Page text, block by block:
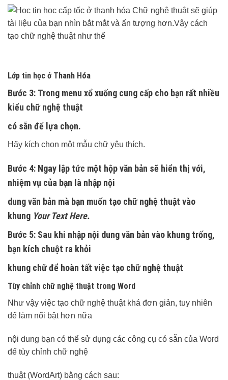
Lớp tin học ở Thanh Hóa
Bước 3: Trong menu xổ xuống cung cấp cho bạn rất nhiều
kiểu chữ nghệ thuật
có sẵn để lựa chọn.
Hãy kích chọn một mẫu chữ yêu thích.
Bước 4: Ngay lập tức một hộp văn bản sẽ hiển thị với,
nhiệm vụ của bạn là nhập nội
dung văn bản mà bạn muốn tạo chữ nghệ thuật vào
khung Your Text Here.
Bước 5: Sau khi nhập nội dung văn bản vào khung trống,
bạn kích chuột ra khỏi
khung chữ để hoàn tất việc tạo chữ nghệ thuật
Tùy chỉnh chữ nghệ thuật trong Word
Như vậy việc tạo chữ nghệ thuật khá đơn giản, tuy nhiên
để làm nổi bật hơn nữa
nội dung bạn có thể sử dụng các công cụ có sẵn của Word
để tùy chỉnh chữ nghệ
thuật (WordArt) bằng cách sau: